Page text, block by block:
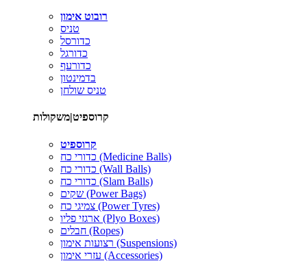
רובוט אימון
טניס
כדורסל
כדורגל
כדורעף
בדמינטון
טניס שולחן
קרוספיט|משקולות
קרוספיט
כדורי כח (Medicine Balls)
כדורי כח (Wall Balls)
כדורי כח (Slam Balls)
שקים (Power Bags)
צמיגי כח (Power Tyres)
ארגזי פליו (Plyo Boxes)
חבלים (Ropes)
רצועות אימון (Suspensions)
עזרי אימון (Accessories)